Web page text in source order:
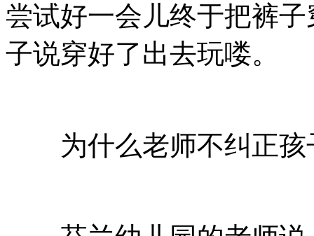
尝试好一会儿终于把裤
子说穿好了出去玩喽。
为什么老师不纠正孩